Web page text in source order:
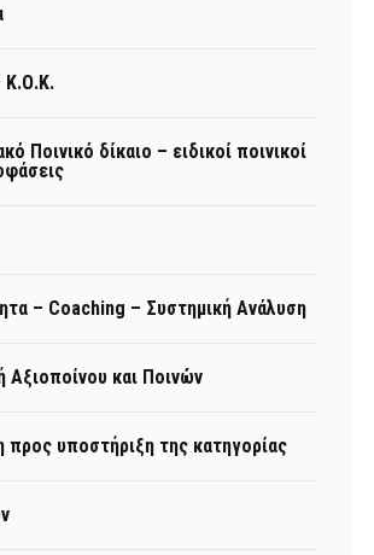
Κ.Ο.Κ.
Ποινικό δίκαιο – ειδικοί ποινικοί
– Coaching – Συστημική Ανάλυση
Αξιοποίνου και Ποινών
προς υποστήριξη της κατηγορίας